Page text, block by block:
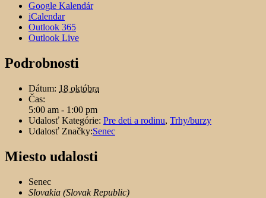
Google Kalendár
iCalendar
Outlook 365
Outlook Live
Podrobnosti
Dátum: 18 októbra
Čas:
5:00 am - 1:00 pm
Udalosť Kategórie: Pre deti a rodinu, Trhy/burzy
Udalosť Značky:Senec
Miesto udalosti
Senec
Slovakia (Slovak Republic)